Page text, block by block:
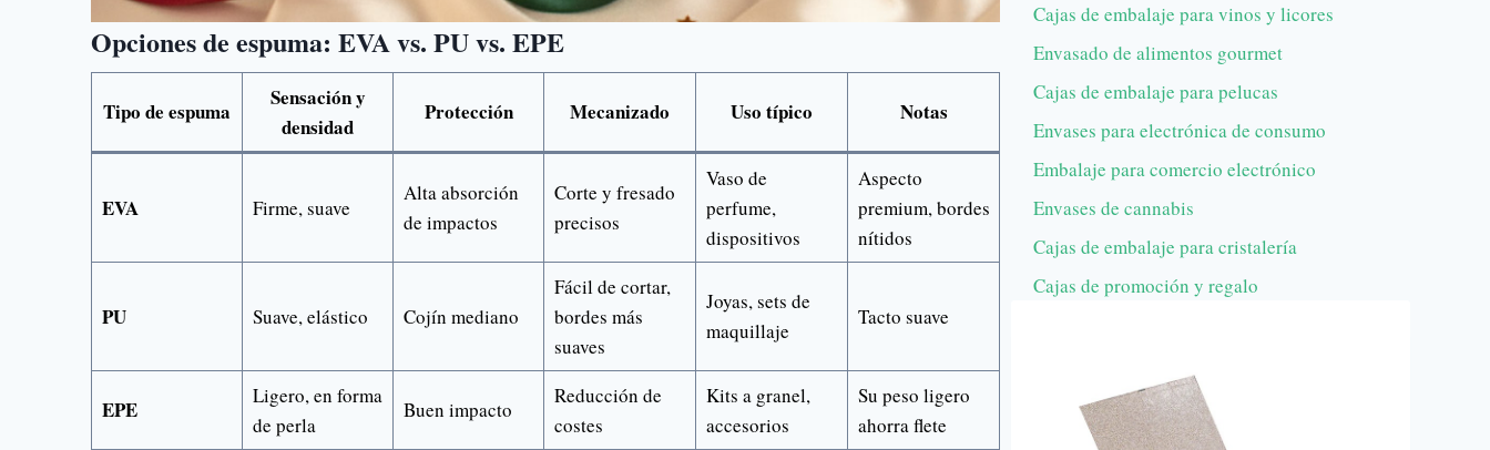
Opciones de espuma: EVA vs. PU vs. EPE
Tipo de espuma
Sensación y
densidad
Protección Mecanizado Uso típico Notas
EVA Firme, suave
Alta absorción
de impactos
Corte y fresado
precisos
Vaso de
perfume,
dispositivos
Aspecto
premium, bordes
nítidos
PU Suave, elástico Cojín mediano
Fácil de cortar,
bordes más
suaves
Joyas, sets de
maquillaje
Tacto suave
EPE
Ligero, en forma
de perla
Buen impacto
Reducción de
costes
Kits a granel,
accesorios
Su peso ligero
ahorra flete
Cajas de embalaje para vinos y licores
Envasado de alimentos gourmet
Cajas de embalaje para pelucas
Envases para electrónica de consumo
Embalaje para comercio electrónico
Envases de cannabis
Cajas de embalaje para cristalería
Cajas de promoción y regalo